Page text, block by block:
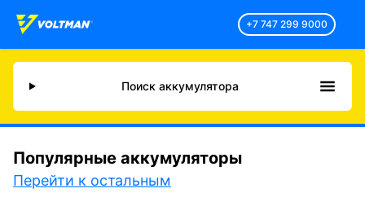
+7 747 299 9000
Поиск аккумулятора
Популярные аккумуляторы
Перейти к остальным